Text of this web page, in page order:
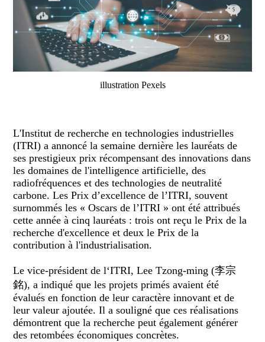
illustration Pexels
L'Institut de recherche en technologies industrielles
(ITRI) a annoncé la semaine dernière les lauréats de
ses prestigieux prix récompensant des innovations dans
les domaines de l'intelligence artificielle, des
radiofréquences et des technologies de neutralité
carbone. Les Prix d’excellence de l’ITRI, souvent
surnommés les « Oscars de l’ITRI » ont été attribués
cette année à cinq lauréats : trois ont reçu le Prix de la
recherche d'excellence et deux le Prix de la
contribution à l'industrialisation.
Le vice-président de l‘ITRI, Lee Tzong-ming (李宗
銘), a indiqué que les projets primés avaient été
évalués en fonction de leur caractère innovant et de
leur valeur ajoutée. Il a souligné que ces réalisations
démontrent que la recherche peut également générer
des retombées économiques concrètes.